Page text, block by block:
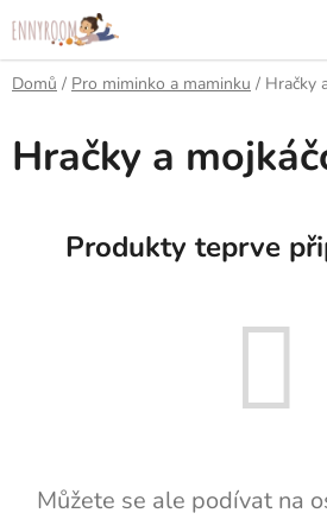
na
obsah
Domů / Pro miminko a maminku / Hračky
Hračky a
Produkty teprve
Můžete se ale podívat na